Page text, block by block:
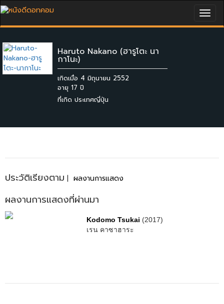
Haruto Nakano (ฮารูโตะ นา
กาโนะ)
เกิดเมื่อ 4 มิถุนายน 2552
ที่เกิด ประเทศญี่ปุ่น
ประวัติเรียงตาม | ผลงานการแสดง
ผลงานการแสดงที่ผ่านมา
Kodomo Tsukai (2017)
เรน คาซาฮาระ